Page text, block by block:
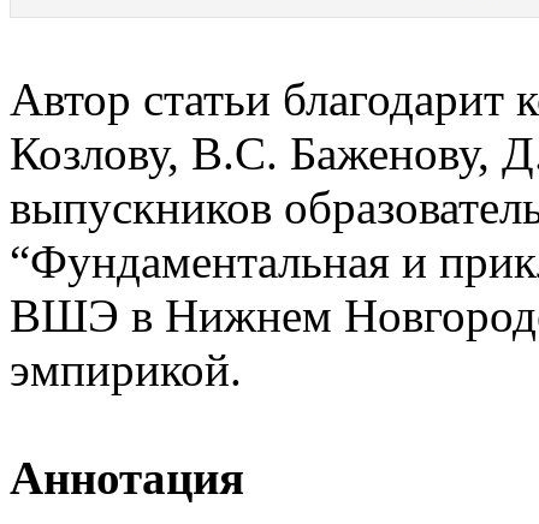
Автор статьи
Козлову, В.С.
выпускников
“Фундаментальная и
ВШЭ в Нижнем
эмпирикой.
Аннотация